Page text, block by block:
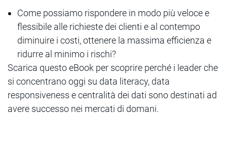
Come possiamo rispondere in modo più veloce e
flessibile alle richieste dei clienti e al contempo
diminuire i costi, ottenere la massima efficienza e
ridurre al minimo i rischi?
Scarica questo eBook per scoprire perché i leader che
si concentrano oggi su data literacy, data
responsiveness e centralità dei dati sono destinati ad
avere successo nei mercati di domani.